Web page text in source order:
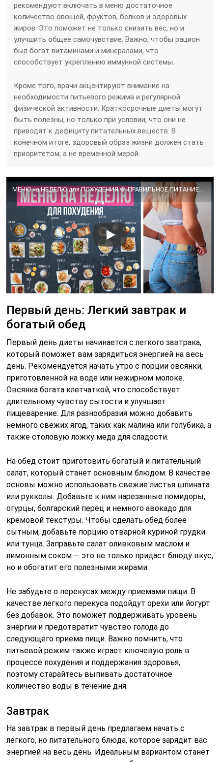
рекомендуют включать в меню достаточное
количество овощей, фруктов, белков и здоровых
жиров. Это поможет не только снизить вес, но и
улучшить общее самочувствие. Важно, чтобы рацион
был богат витаминами и минералами, что
способствует укреплению иммунной системы.
Кроме того, врачи акцентируют внимание на
необходимости питьевого режима и регулярной
физической активности. Краткосрочные диеты могут
быть полезны, но только при условии, что они не
приводят к дефициту питательных веществ. В
конечном итоге, здоровый образ жизни должен стать
приоритетом, а не временной мерой.
Первый день: Легкий завтрак и
богатый обед
Первый день диеты начинается с легкого завтрака,
который поможет вам зарядиться энергией на весь
день. Рекомендуется начать утро с порции овсянки,
приготовленной на воде или нежирном молоке.
Овсянка богата клетчаткой, что способствует
длительному чувству сытости и улучшает
пищеварение. Для разнообразия можно добавить
немного свежих ягод, таких как малина или голубика, а
также столовую ложку меда для сладости.
На обед стоит приготовить богатый и питательный
салат, который станет основным блюдом. В качестве
основы можно использовать свежие листья шпината
или рукколы. Добавьте к ним нарезанные помидоры,
огурцы, болгарский перец и немного авокадо для
кремовой текстуры. Чтобы сделать обед более
сытным, добавьте порцию отварной куриной грудки
или тунца. Заправьте салат оливковым маслом и
лимонным соком — это не только придаст блюду вкус,
но и обогатит его полезными жирами.
Не забудьте о перекусах между приемами пищи. В
качестве легкого перекуса подойдут орехи или йогурт
без добавок. Это поможет поддерживать уровень
энергии и предотвратит чувство голода до
следующего приема пищи. Важно помнить, что
питьевой режим также играет ключевую роль в
процессе похудения и поддержания здоровья,
поэтому старайтесь выпивать достаточное
количество воды в течение дня.
Завтрак
На завтрак в первый день предлагаем начать с
легкого, но питательного блюда, которое зарядит вас
энергией на весь день. Идеальным вариантом станет